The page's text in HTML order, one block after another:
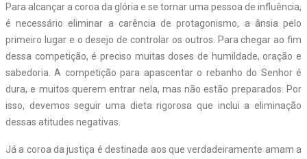
Para alcançar a coroa da glória e se tornar uma pessoa de influência,
é necessário eliminar a carência de protagonismo, a ânsia pelo
primeiro lugar e o desejo de controlar os outros. Para chegar ao fim
dessa competição, é preciso muitas doses de humildade, oração e
sabedoria. A competição para apascentar o rebanho do Senhor é
dura, e muitos querem entrar nela, mas não estão preparados. Por
isso, devemos seguir uma dieta rigorosa que inclui a eliminação
dessas atitudes negativas.
Já a coroa da justiça é destinada aos que verdadeiramente amam a